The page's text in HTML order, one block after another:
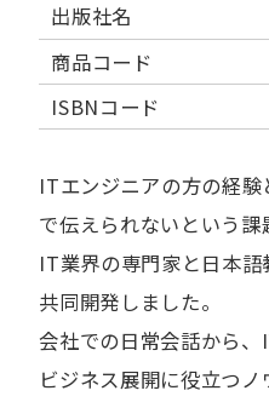
出版社名
商品コード
ISBNコード
ITエンジニアの方の経
で伝えられないという課
IT業界の専門家と日本
共同開発しました。
会社での日常会話から
ビジネス展開に役立つノ